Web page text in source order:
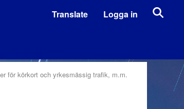
Translate Logga in
för körkort och yrkesmässig trafik, m.m.